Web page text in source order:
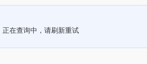
正在查询中，请刷新重试